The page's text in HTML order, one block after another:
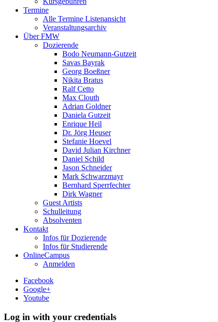
Termine
Alle Termine Listenansicht
Veranstaltungsarchiv
Über FMW
Dozierende
Bodo Neumann-Gutzeit
Savas Bayrak
Georg Boeßner
Nikita Bratus
Ralf Cetto
Max Clouth
Adrian Goldner
Daniela Gutzeit
Enrique Heil
Dr. Jörg Heuser
Stefanie Hoevel
David Julian Kirchner
Daniel Schild
Jason Schneider
Mark Schwarzmayr
Bernhard Sperrfechter
Dirk Wagner
Guest Artists
Schulleitung
Absolventen
Kontakt
Infos für Dozierende
Infos für Studierende
OnlineCampus
Anmelden
Facebook
Google+
Youtube
Log in with your credentials